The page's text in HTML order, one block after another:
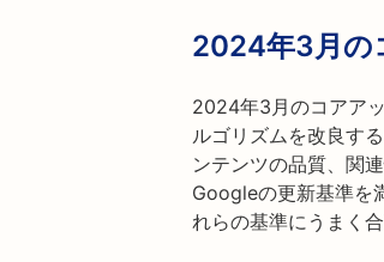
2024年3月の
2024年3月のコアア
ルゴリズムを改良す
ンテンツの品質、関
Googleの更新基準を
れらの基準にうまく